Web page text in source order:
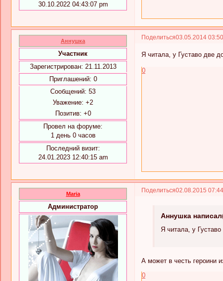
30.10.2022 04:43:07 pm
Поделиться03.05.2014
Аннушка
Участник
Зарегистрирован: 21.11.2013
Приглашений: 0
Сообщений: 53
Уважение: +2
Позитив: +0
Провел на форуме:
1 день 0 часов
Последний визит:
24.01.2023 12:40:15 am
Я читала, у Густаво две
0
Поделиться02.08.2015
Maria
Администратор
Аннушка
Я читала, у
А может в честь героини
0